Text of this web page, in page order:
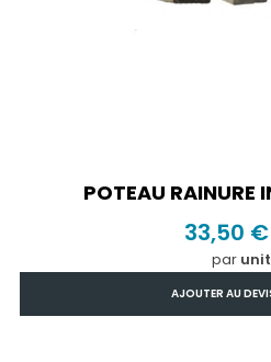
POTEAU RAINURE
33,50 €
par
AJOUTER AU